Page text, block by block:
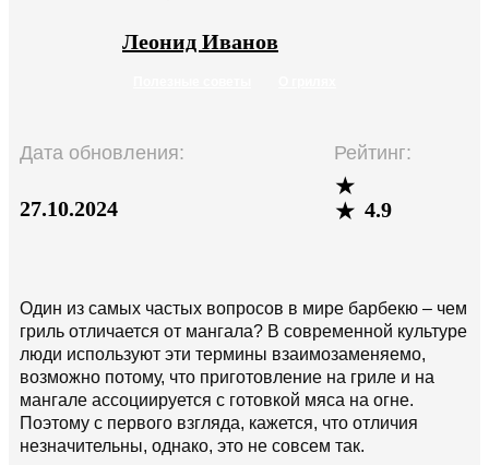
Леонид Иванов
Дата обновления:
27.10.2024
Рейтинг:
4.9
Один из самых частых вопросов в мире барбекю – чем
гриль отличается от мангала? В современной культуре
люди используют эти термины взаимозаменяемо,
возможно потому, что приготовление на гриле и на
мангале ассоциируется с готовкой мяса на огне.
Поэтому с первого взгляда, кажется, что отличия
незначительны, однако, это не совсем так.